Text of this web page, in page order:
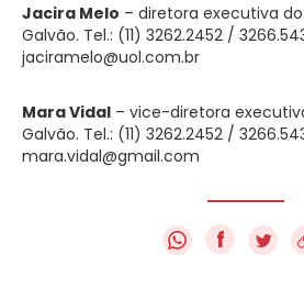
Jacira Melo – diretora executiva
Galvão. Tel.: (11) 3262.2452 /
jaciramelo@uol.com.br
Mara Vidal – vice-diretora
Galvão. Tel.: (11) 3262.2452 /
mara.vidal@gmail.com
f